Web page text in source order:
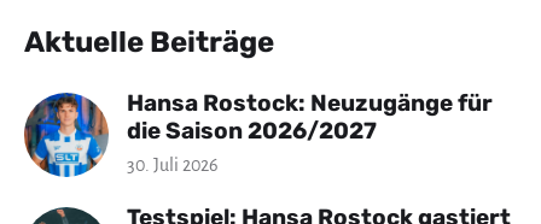
Aktuelle Beiträge
Hansa Rostock: Neuzugänge für
die Saison 2026/2027
30. Juli 2026
Testspiel: Hansa Rostock gastiert